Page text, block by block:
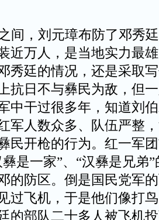
间，刘元璋布防了邓秀
近万人，是当地实力最
秀廷的情况，还是采取
抗日不与彝民为敌，但
中干过很多年，知道刘
军人数众多、队伍严整
民开枪的行为。红一军
是一家”、“汉彝是兄弟
的防区。倒是国民党军
过飞机，于是他们像打
的部队二十多人被飞机